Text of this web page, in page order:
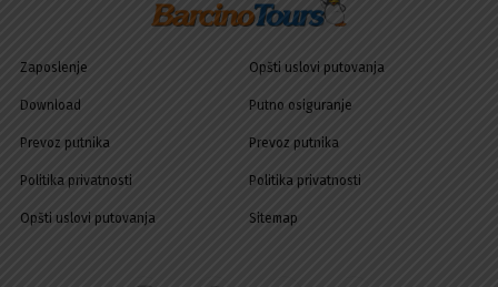
Zaposlenje
Download
Prevoz putnika
Politika privatnosti
Opšti uslovi putovanja
Opšti uslovi putovanja
Putno osiguranje
Prevoz putnika
Politika privatnosti
Sitemap